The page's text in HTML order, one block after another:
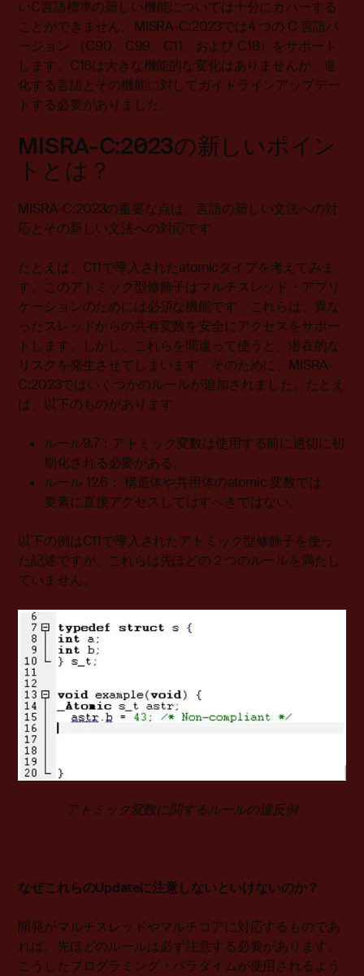
いC言語標準の新しい機能については十分にカバーする
ことができません。MISRA-C:2023では4 つの C 言語バ
ージョン （C90、C99、C11、および C18）をサポート
します。C18は大きな機能的な変化はありませんが、進
化する言語とその機能に対してガイドラインアップデー
トする必要がありました。
MISRA-C:2023の新しいポイン
トとは？
MISRA-C:2023の重要な点は、言語の新しい文法への対
応とその新しい文法への対応です。
たとえば、C11で導入されたatomicタイプを考えてみま
す。このアトミック型修飾子はマルチスレッド・アプリ
ケーションのためには必須な機能です。これらは、異な
ったスレッドからの共有変数を安全にアクセスをサポー
トします。しかし、これらを間違って使うと、潜在的な
リスクを発生させてしまいます。そのために、MISRA-
C:2023ではいくつかのルールが追加されました。たとえ
ば、以下のものがあります。
ルール9.7：アトミック変数は使用する前に適切に初
期化される必要がある。
ルール 12.6： 構造体や共用体のatomic 変数では、
要素に直接アクセスしてはすべきではない。
以下の例はC11で導入されたアトミック型修飾子を使っ
た記述ですが、これらは先ほどの２つのルールを満たし
ていません。
アトミック変数に関するルールの違反例
なぜこれらのUpdateに注意しないといけないのか？
開発がマルチスレッドやマルチコアに対応するものであ
れば、先ほどのルールは必ず注意する必要があります。
こうしたプログラミング・パラダイムが使用されるよう